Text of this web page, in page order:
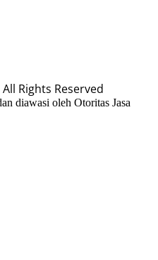
Rights Reserved
diawasi oleh Otoritas Jasa